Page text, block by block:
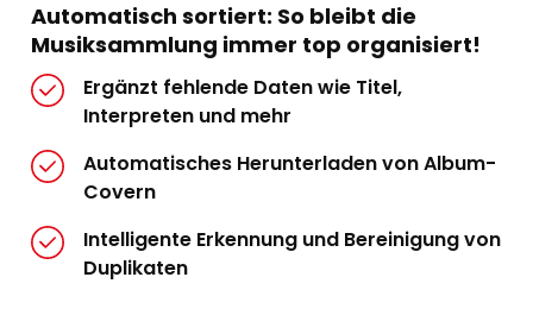
Automatisch sortiert: So bleibt die
Musiksammlung immer top organisiert!
Ergänzt fehlende Daten wie Titel,
Interpreten und mehr
Automatisches Herunterladen von Album-
Covern
Intelligente Erkennung und Bereinigung von
Duplikaten